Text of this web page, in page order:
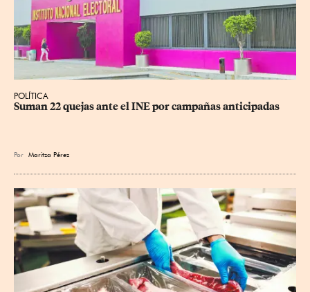
POLÍTICA
Suman 22 quejas ante el INE por campañas anticipadas
Por Maritza Pérez